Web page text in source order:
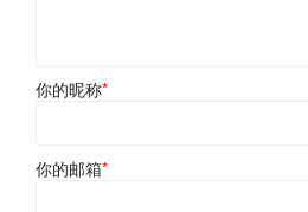
你的昵称*
你的邮箱*